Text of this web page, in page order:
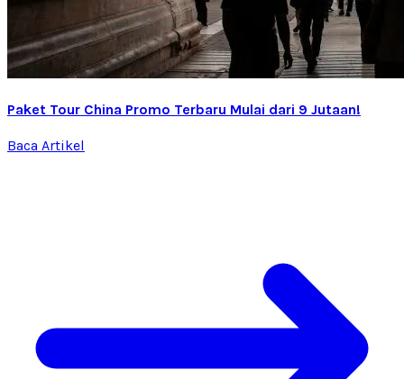
Paket Tour China Promo Terbaru Mulai dari 9 Jutaan!
Baca Artikel